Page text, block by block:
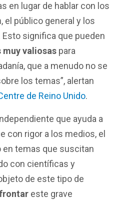
en lugar de hablar con los
el público general y los
significa que pueden
valiosas para
que a menudo no se
los temas”, alertan
de Reino Unido.
que ayuda a
con rigor a los medios, el
en temas que suscitan
con científicas y
de este tipo de
este grave